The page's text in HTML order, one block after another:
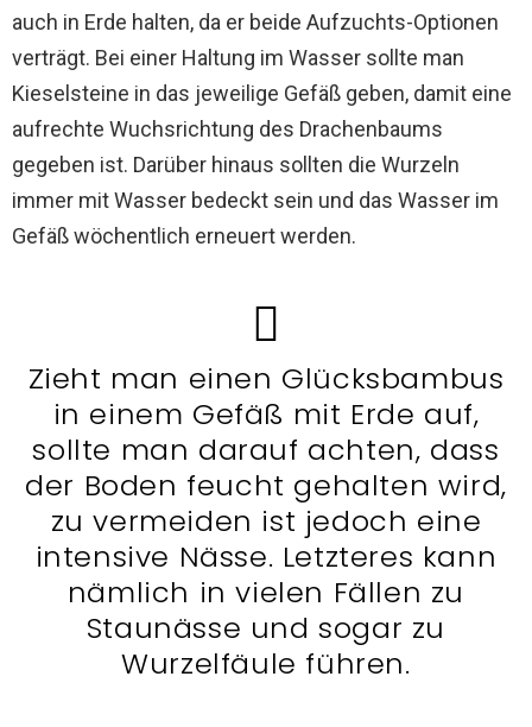
auch in Erde halten, da er beide Aufzuchts-Optionen
verträgt. Bei einer Haltung im Wasser sollte man
Kieselsteine in das jeweilige Gefäß geben, damit eine
aufrechte Wuchsrichtung des Drachenbaums
gegeben ist. Darüber hinaus sollten die Wurzeln
immer mit Wasser bedeckt sein und das Wasser im
Gefäß wöchentlich erneuert werden.
Zieht man einen Glücksbambus
in einem Gefäß mit Erde auf,
sollte man darauf achten, dass
der Boden feucht gehalten wird,
zu vermeiden ist jedoch eine
intensive Nässe. Letzteres kann
nämlich in vielen Fällen zu
Staunässe und sogar zu
Wurzelfäule führen.